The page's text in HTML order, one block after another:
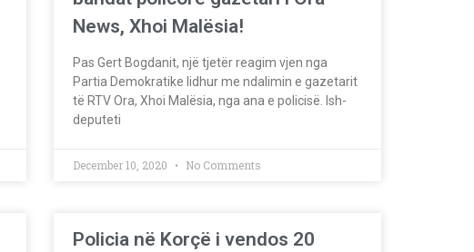
News, Xhoi Malësia!
Pas Gert Bogdanit, një tjetër reagim vjen nga
Partia Demokratike lidhur me ndalimin e gazetarit
të RTV Ora, Xhoi Malësia, nga ana e policisë. Ish-
deputeti
December 10, 2020 No Comments
Policia në Korçë i vendos 20